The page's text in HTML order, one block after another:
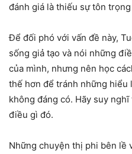
đánh giá là thiếu sự tôn
Để đối phó với vấn đề này,
sống giả tạo và nói những
của mình, nhưng nên học
thế hơn để tránh những hiểu
không đáng có. Hãy suy
điều gì đó.
Những chuyện thị phi bên lề